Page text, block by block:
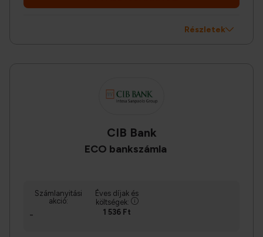
Részletek
CIB Bank
ECO bankszámla
Számlanyitási
akció:
-
Éves díjak és
költségek:
1 536 Ft